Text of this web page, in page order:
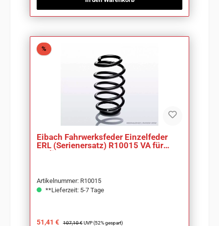
%Rabatt
Eibach Fahrwerksfeder Einzelfeder
ERL (Serienersatz) R10015 VA für
Audi A3 8L
Artikelnummer: R10015
**Lieferzeit: 5-7 Tage
Verkaufspreis:
51,41 € Regulärer Preis:
107,10 € UVP (52% gespart)